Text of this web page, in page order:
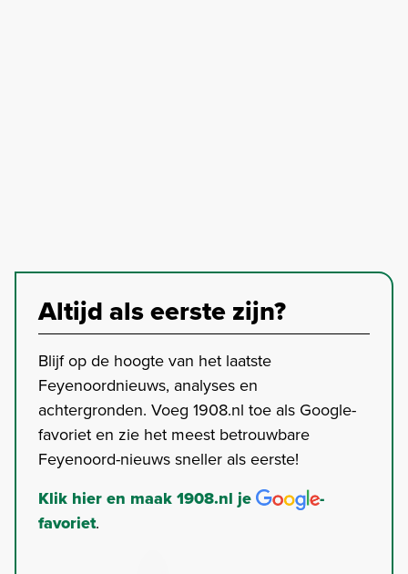
Altijd als eerste zijn?
Blijf op de hoogte van het laatste
Feyenoordnieuws, analyses en
achtergronden. Voeg 1908.nl toe als Google-
favoriet en zie het meest betrouwbare
Feyenoord-nieuws sneller als eerste!
Klik hier en maak 1908.nl je
-
favoriet.